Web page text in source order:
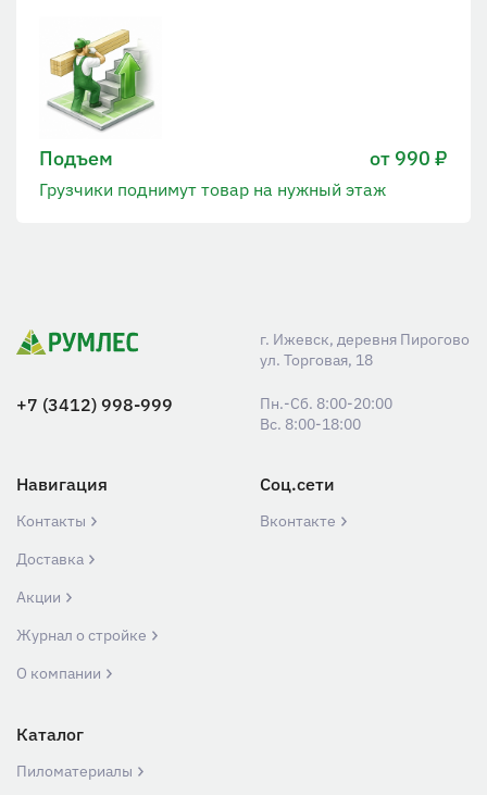
Подъем от 990 ₽
Грузчики поднимут товар на нужный этаж
г. Ижевск, деревня Пирогово
ул. Торговая, 18
+7 (3412) 998-999
Пн.-Сб. 8:00-20:00
Вс. 8:00-18:00
Навигация
Контакты
Доставка
Акции
Журнал о стройке
О компании
Соц.сети
Вконтакте
Каталог
Пиломатериалы